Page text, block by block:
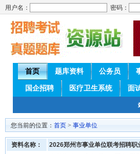
用户名： 密码：
首页 题库资料 公务员
国企招聘 医疗卫生系统 面
您当前的位置： 首页 > 事业单位
资料名称： 2026郑州市事业单位联考招聘